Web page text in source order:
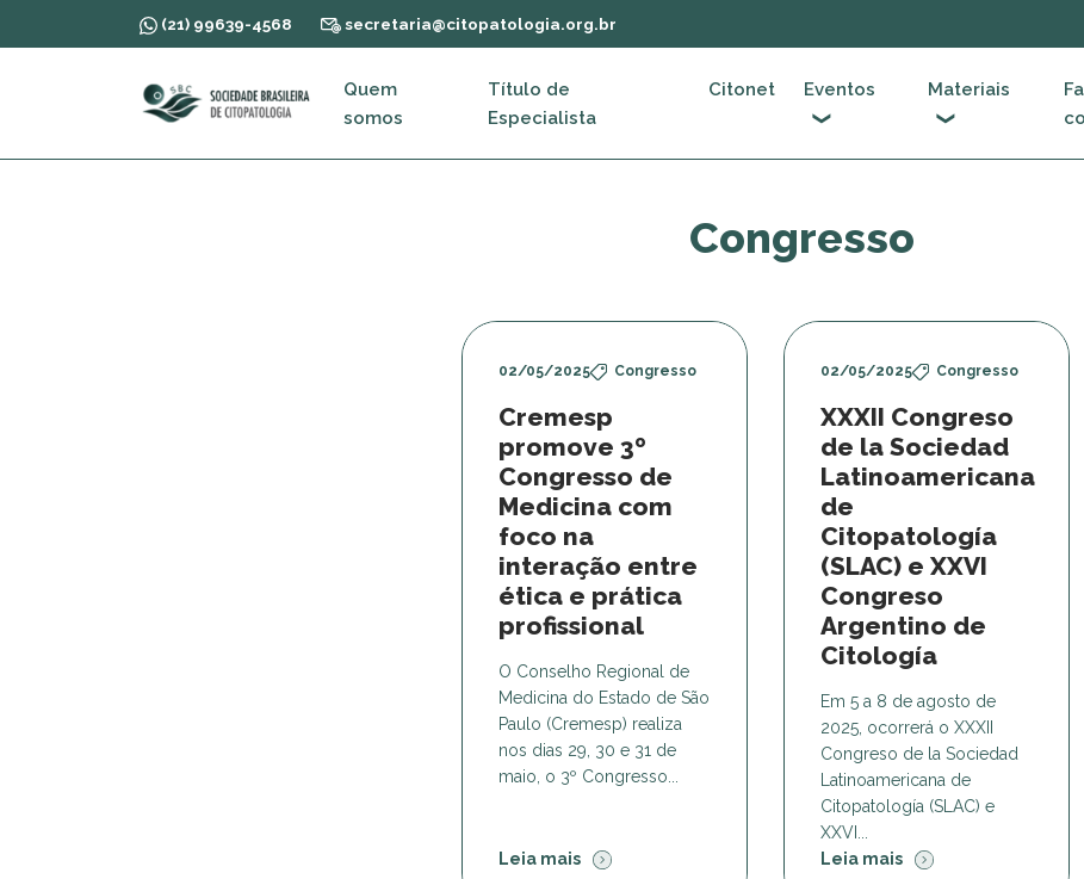
(21) 99639-4568 secretaria@citopatologia.org.br
Quem
somos
Título de
Especialista
Citonet Eventos Materiais
Congresso
02/05/2025 Congresso
Cremesp
promove 3º
Congresso de
Medicina com
foco na
interação entre
ética e prática
profissional
O Conselho Regional de
Medicina do Estado de São
Paulo (Cremesp) realiza
nos dias 29, 30 e 31 de
maio, o 3º Congresso...
Leia mais
02/05/2025 Congresso
XXXII Congreso
de la Sociedad
Latinoamericana
de
Citopatología
(SLAC) e XXVI
Congreso
Argentino de
Citología
Em 5 a 8 de agosto de
2025, ocorrerá o XXXII
Congreso de la Sociedad
Latinoamericana de
Citopatología (SLAC) e
XXVI...
Leia mais